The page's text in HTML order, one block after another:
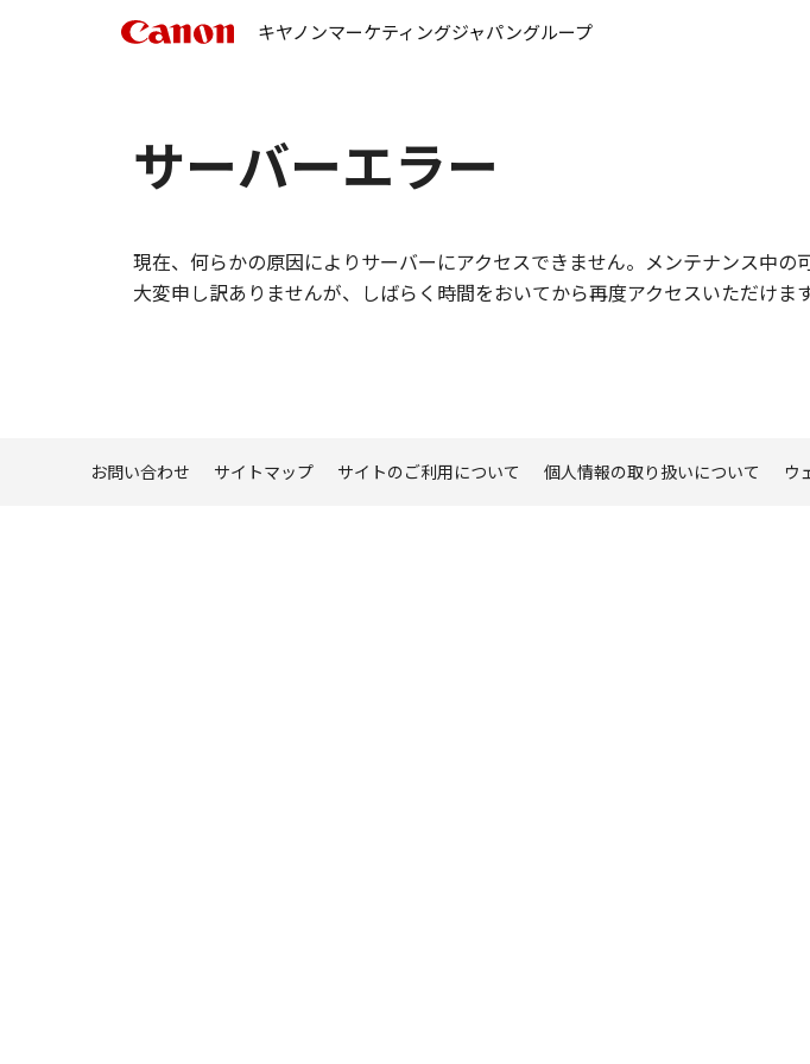
キヤノンマーケティングジャパングループ
サーバーエラー
現在、何らかの原因によりサーバーにアクセスできません。メンテナンス中の
大変申し訳ありませんが、しばらく時間をおいてから再度アクセスいただけま
お問い合わせ サイトマップ サイトのご利用について 個人情報の取り扱いについて ウ